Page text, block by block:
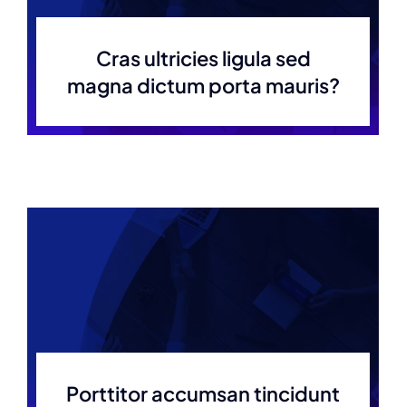
Cras ultricies ligula sed
magna dictum porta mauris?
Porttitor accumsan tincidunt